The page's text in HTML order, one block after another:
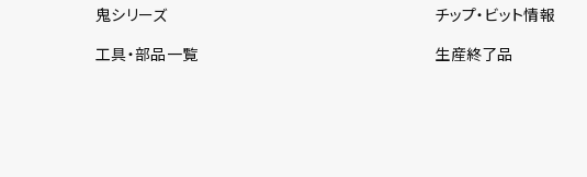
鬼シリーズ
チップ・ビット情報
工具・部品一覧
生産終了品